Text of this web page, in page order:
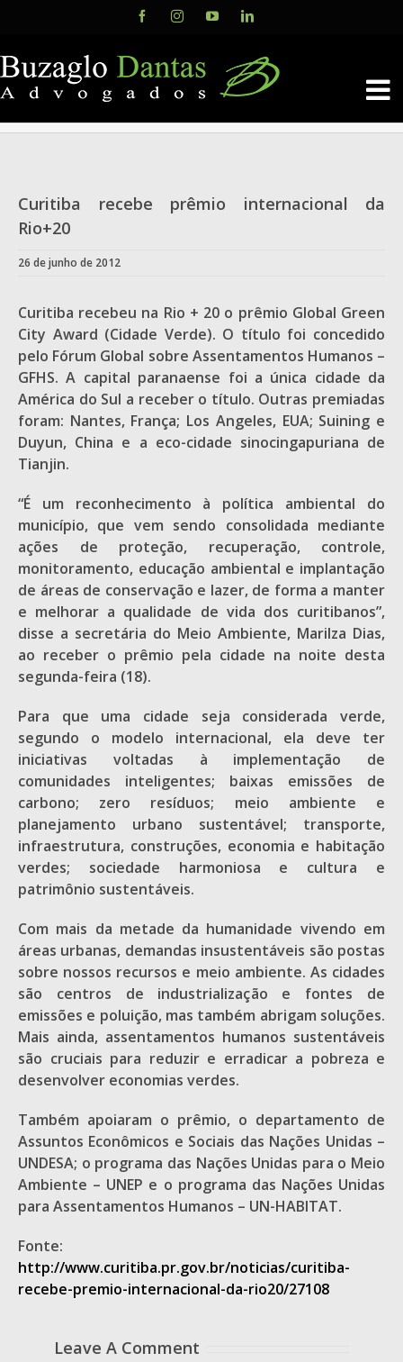
content
FacebookInstagramYouTubeLinkedIn
Curitiba recebe prêmio internacional da
Rio+20
26 de junho de 2012
Curitiba recebeu na Rio + 20 o prêmio Global Green
City Award (Cidade Verde). O título foi concedido
pelo Fórum Global sobre Assentamentos Humanos –
GFHS. A capital paranaense foi a única cidade da
América do Sul a receber o título. Outras premiadas
foram: Nantes, França; Los Angeles, EUA; Suining e
Duyun, China e a eco-cidade sinocingapuriana de
Tianjin.
“É um reconhecimento à política ambiental do
município, que vem sendo consolidada mediante
ações de proteção, recuperação, controle,
monitoramento, educação ambiental e implantação
de áreas de conservação e lazer, de forma a manter
e melhorar a qualidade de vida dos curitibanos”,
disse a secretária do Meio Ambiente, Marilza Dias,
ao receber o prêmio pela cidade na noite desta
segunda-feira (18).
Para que uma cidade seja considerada verde,
segundo o modelo internacional, ela deve ter
iniciativas voltadas à implementação de
comunidades inteligentes; baixas emissões de
carbono; zero resíduos; meio ambiente e
planejamento urbano sustentável; transporte,
infraestrutura, construções, economia e habitação
verdes; sociedade harmoniosa e cultura e
patrimônio sustentáveis.
Com mais da metade da humanidade vivendo em
áreas urbanas, demandas insustentáveis são postas
sobre nossos recursos e meio ambiente. As cidades
são centros de industrialização e fontes de
emissões e poluição, mas também abrigam soluções.
Mais ainda, assentamentos humanos sustentáveis
são cruciais para reduzir e erradicar a pobreza e
desenvolver economias verdes.
Também apoiaram o prêmio, o departamento de
Assuntos Econômicos e Sociais das Nações Unidas –
UNDESA; o programa das Nações Unidas para o Meio
Ambiente – UNEP e o programa das Nações Unidas
para Assentamentos Humanos – UN-HABITAT.
Fonte:
http://www.curitiba.pr.gov.br/noticias/curitiba-
recebe-premio-internacional-da-rio20/27108
Leave A Comment